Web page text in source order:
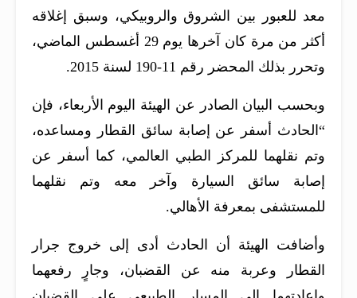
معد للعبور بين الشروق والروبيكي، وسبق إغلاقه
أكثر من مرة كان آخرها يوم 29 أغسطس الماضي،
وتحرر بذلك المحضر رقم 11-190 لسنة 2015.
وبحسب البيان الصادر عن الهيئة اليوم الأربعاء، فإن
“الحادث أسفر عن إصابة سائق القطار ومساعده،
وتم نقلهما للمركز الطبي العالمي، كما أسفر عن
إصابة سائق السيارة وآخر معه وتم نقلهما
للمستشفى بمعرفة الأهالي.
وأضافت الهيئة أن الحادث أدى إلى خروج جرار
القطار وعربة منه عن القضبان، وجارٍ رفعهما